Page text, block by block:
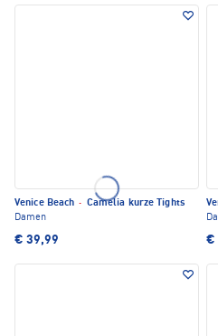
Venice Beach · Camelia kurze Tights
Damen
€ 39,99 €